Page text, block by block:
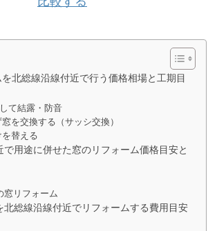
北総線沿線付近で行う価格相場と工期目
て結露・防音
を交換する（サッシ交換）
替える
で用途に併せた窓のリフォーム価格目安と
窓リフォーム
北総線沿線付近でリフォームする費用目安